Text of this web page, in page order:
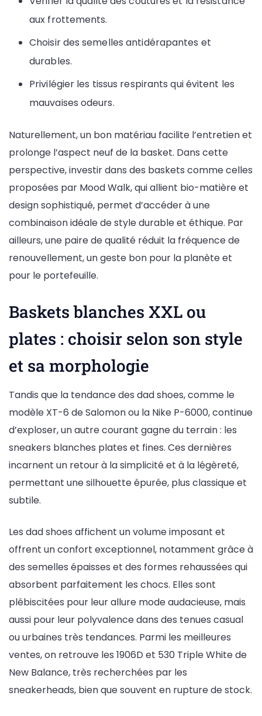
aux frottements.
Choisir des semelles antidérapantes et
durables.
Privilégier les tissus respirants qui évitent les
mauvaises odeurs.
Naturellement, un bon matériau facilite l’entretien et
prolonge l’aspect neuf de la basket. Dans cette
perspective, investir dans des baskets comme celles
proposées par Mood Walk, qui allient bio-matière et
design sophistiqué, permet d’accéder à une
combinaison idéale de style durable et éthique. Par
ailleurs, une paire de qualité réduit la fréquence de
renouvellement, un geste bon pour la planète et
pour le portefeuille.
Baskets blanches XXL ou
plates : choisir selon son style
et sa morphologie
Tandis que la tendance des dad shoes, comme le
modèle XT-6 de Salomon ou la Nike P-6000, continue
d’exploser, un autre courant gagne du terrain : les
sneakers blanches plates et fines. Ces dernières
incarnent un retour à la simplicité et à la légèreté,
permettant une silhouette épurée, plus classique et
subtile.
Les dad shoes affichent un volume imposant et
offrent un confort exceptionnel, notamment grâce à
des semelles épaisses et des formes rehaussées qui
absorbent parfaitement les chocs. Elles sont
plébiscitées pour leur allure mode audacieuse, mais
aussi pour leur polyvalence dans des tenues casual
ou urbaines très tendances. Parmi les meilleures
ventes, on retrouve les 1906D et 530 Triple White de
New Balance, très recherchées par les
sneakerheads, bien que souvent en rupture de stock.